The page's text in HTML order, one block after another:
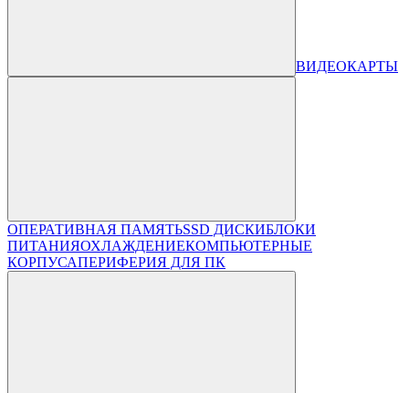
ВИДЕОКАРТЫ
ОПЕРАТИВНАЯ ПАМЯТЬSSD ДИСКИБЛОКИ
ПИТАНИЯОХЛАЖДЕНИЕКОМПЬЮТЕРНЫЕ
КОРПУСАПЕРИФЕРИЯ ДЛЯ ПК